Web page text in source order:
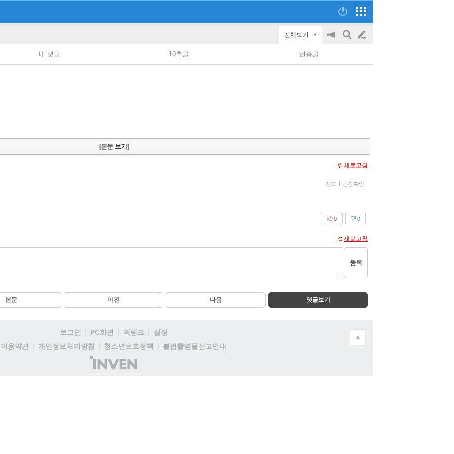
전체보기
공
on/off
검
글
쓰
내 댓글 10추글 인증글
[본문 보기]
새로고침
신고 | 공감 확인
0
0
새로고침
등록
본문 이전 다음 댓글보기
로그인 PC화면 퀵링크
설정
이용약관
개인정보처리방침 청소년보호정책
불법촬영물신고안내
(주)
인
▲